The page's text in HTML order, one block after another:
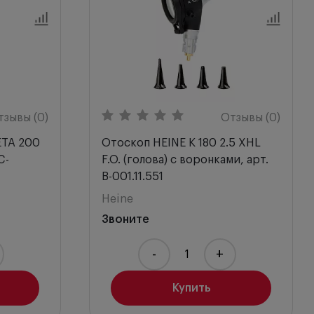
дна (фундус
ретиноскопа
батареечной
(0)
200
Отзывы (0)
Отоскоп HEINE K 180 2.5 XHL
F.O. (голова) с воронками, арт.
B-001.11.551
Heine
Звоните
Купить
- +